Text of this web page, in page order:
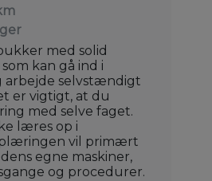
med solid
kan gå ind i
arbejde selvstændigt
er vigtigt, at du
med selve faget.
læres op i
vil primært
egne maskiner,
og procedurer.